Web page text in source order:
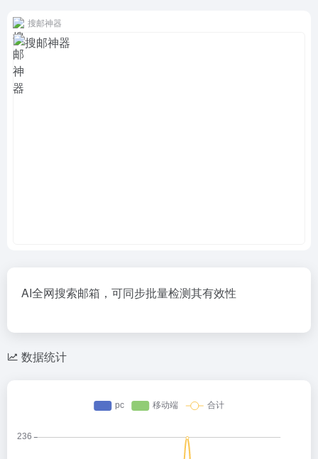
搜邮神器
AI全网搜索邮箱，可同步批量检测其有效性
数据统计